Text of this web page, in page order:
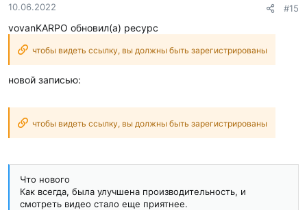
10.06.2022 #15
vovanKARPO обновил(а) ресурс
чтобы видеть ссылку, вы должны быть зарегистрированы
новой записью:
чтобы видеть ссылку, вы должны быть зарегистрированы
Что нового
Как всегда, была улучшена производительность, и
смотреть видео стало еще приятнее.